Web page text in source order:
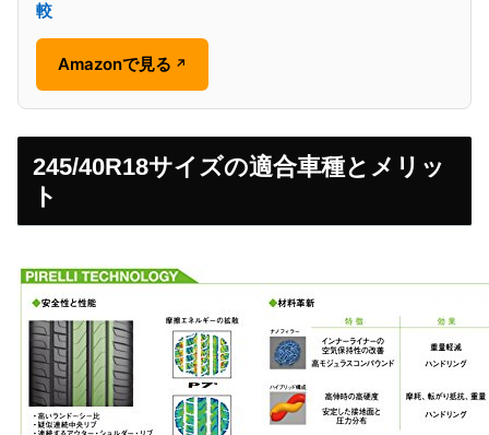
較
Amazonで見る ↗
245/40R18サイズの適合車種とメリッ
ト